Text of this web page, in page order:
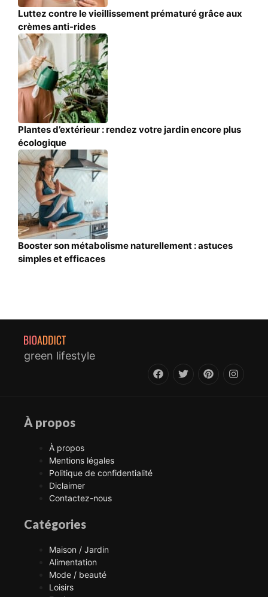
Luttez contre le vieillissement prématuré grâce aux
crèmes anti-rides
Plantes d’extérieur : rendez votre jardin encore plus
écologique
Booster son métabolisme naturellement : astuces
simples et efficaces
green lifestyle
À propos
À propos
Mentions légales
Politique de confidentialité
Diclaimer
Contactez-nous
Catégories
Maison / Jardin
Alimentation
Mode / beauté
Loisirs